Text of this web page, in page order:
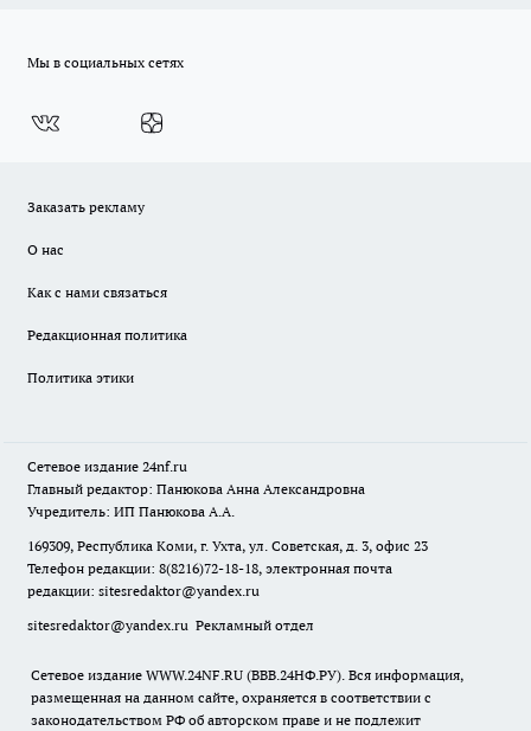
Мы в социальных сетях
Заказать рекламу
О нас
Как с нами связаться
Редакционная политика
Политика этики
Сетевое издание 24nf.ru
Главный редактор: Панюкова Анна Александровна
Учредитель: ИП Панюкова А.А.
169309, Республика Коми, г. Ухта, ул. Советская, д. 3, офис 23
Телефон редакции: 8(8216)72-18-18, электронная почта
редакции: sitesredaktor@yandex.ru
sitesredaktor@yandex.ru Рекламный отдел
Сетевое издание WWW.24NF.RU (ВВВ.24НФ.РУ). Вся информация,
размещенная на данном сайте, охраняется в соответствии с
законодательством РФ об авторском праве и не подлежит